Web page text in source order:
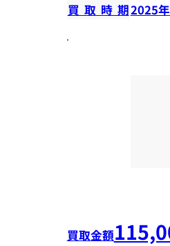
買取時期2025
買取金額